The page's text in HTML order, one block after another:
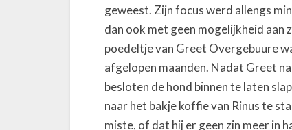
e
s
e
l
l
e
geweest. Zijn focus werd allengs
dan ook met geen mogelijkheid aan
poedeltje van Greet Overgebuure
afgelopen maanden. Nadat Greet
besloten de hond binnen te laten
naar het bakje koffie van Rinus te
miste, of dat hij er geen zin meer in